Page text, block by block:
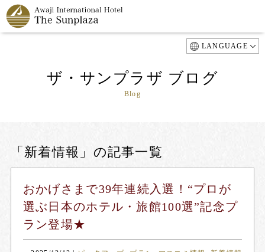
LANGUAGE
ザ・サンプラザ ブログ
Blog
「新着情報」の記事一覧
おかげさまで39年連続入選！“プロが
選ぶ日本のホテル・旅館100選”記念プ
ラン登場★